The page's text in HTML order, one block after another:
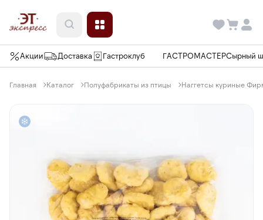
Акции Доставка Гастроклуб ГАСТРОМАСТЕРСырный
Главная Каталог Полуфабрикаты из птицы Наггетсы куриные